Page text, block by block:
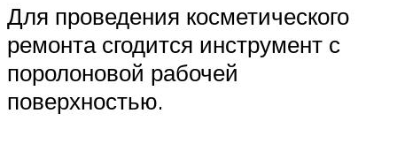
Для проведения косметического
ремонта сгодится инструмент с
поролоновой рабочей
поверхностью.